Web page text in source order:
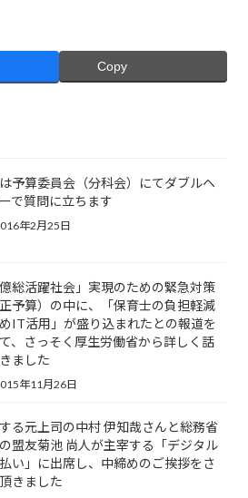
Copy
予算委員会（分科会）にてダブルヘ
で質問に立ちます
年2月25日
億総活躍社会」実現のための緊急対策
正予算）の中に、「保育士の負担軽減
IT活用」が盛り込まれたとの報道を
、さっそく厚生労働省から詳しく話
ました
年11月26日
る元上司の中村 伊知哉さんと総務省
盟友菊池 尚人が主宰する「デジタル
い」に出席し、中締めのご挨拶をさ
きました